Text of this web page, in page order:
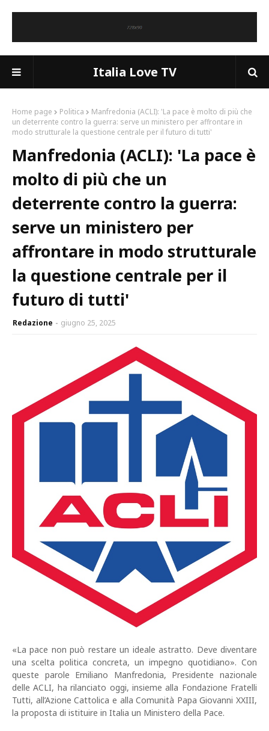
Italia Love TV
Home page Politica
Manfredonia (ACLI): 'La pace è molto di più che
un deterrente contro la guerra: serve un ministero per affrontare in
modo strutturale la questione centrale per il futuro di tutti'
Manfredonia (ACLI): 'La pace è
molto di più che un
deterrente contro la guerra:
serve un ministero per
affrontare in modo strutturale
la questione centrale per il
futuro di tutti'
Redazione giugno 25, 2025
«La pace non può restare un ideale astratto. Deve diventare
una scelta politica concreta, un impegno quotidiano». Con
queste parole Emiliano Manfredonia, Presidente nazionale
delle ACLI, ha rilanciato oggi, insieme alla Fondazione Fratelli
Tutti, all’Azione Cattolica e alla Comunità Papa Giovanni XXIII,
la proposta di istituire in Italia un Ministero della Pace.